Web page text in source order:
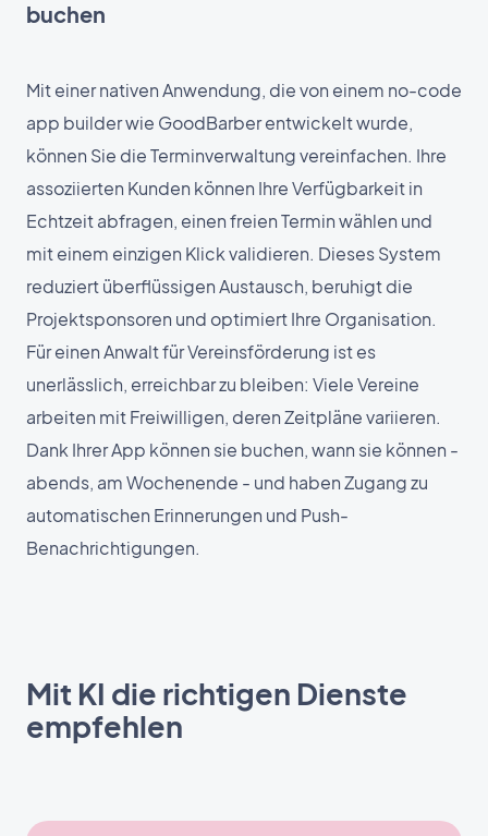
buchen
Mit einer nativen Anwendung, die von einem no-code
app builder wie GoodBarber entwickelt wurde,
können Sie die Terminverwaltung vereinfachen. Ihre
assoziierten Kunden können Ihre Verfügbarkeit in
Echtzeit abfragen, einen freien Termin wählen und
mit einem einzigen Klick validieren. Dieses System
reduziert überflüssigen Austausch, beruhigt die
Projektsponsoren und optimiert Ihre Organisation.
Für einen Anwalt für Vereinsförderung ist es
unerlässlich, erreichbar zu bleiben: Viele Vereine
arbeiten mit Freiwilligen, deren Zeitpläne variieren.
Dank Ihrer App können sie buchen, wann sie können -
abends, am Wochenende - und haben Zugang zu
automatischen Erinnerungen und Push-
Benachrichtigungen.
Mit KI die richtigen Dienste
empfehlen